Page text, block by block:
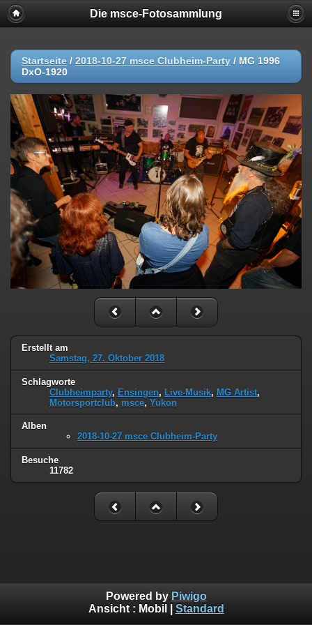
Die msce-Fotosammlung
Startseite / 2018-10-27 msce Clubheim-Party / MG 1996
DxO-1920
Erstellt am
Samstag, 27. Oktober 2018
Schlagworte
Clubheimparty, Ensingen, Live-Musik, MG Artist,
Motorsportclub, msce, Yukon
Alben
2018-10-27 msce Clubheim-Party
Besuche
11782
Powered by Piwigo
Ansicht : Mobil Standard